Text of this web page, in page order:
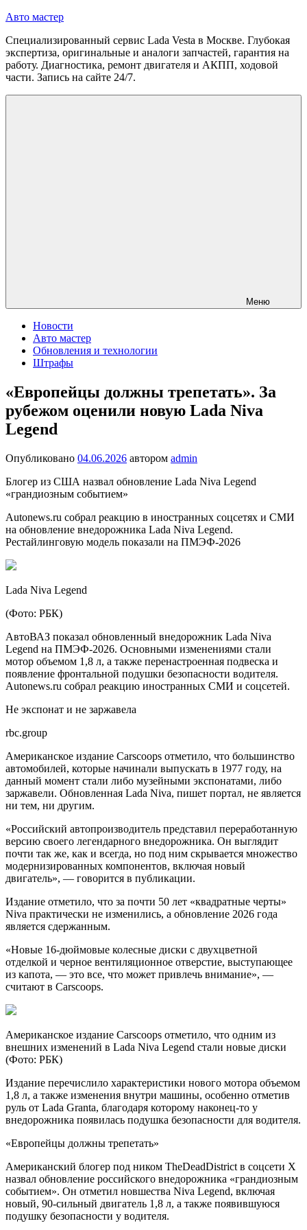
Перейти
содержимому
Авто мастер
Специализированный сервис Lada Vesta в Москве. Глубокая
экспертиза, оригинальные и аналоги запчастей, гарантия на
работу. Диагностика, ремонт двигателя и АКПП, ходовой
части. Запись на сайте 24/7.
Меню
Новости
Авто мастер
Обновления и технологии
Штрафы
«Европейцы должны трепетать». За
рубежом оценили новую Lada Niva
Legend
Опубликовано 04.06.2026 автором admin
Блогер из США назвал обновление Lada Niva Legend
«грандиозным событием»
Autonews.ru собрал реакцию в иностранных соцсетях и СМИ
на обновление внедорожника Lada Niva Legend.
Рестайлинговую модель показали на ПМЭФ-2026
Lada Niva Legend
(Фото: РБК)
АвтоВАЗ показал обновленный внедорожник Lada Niva
Legend на ПМЭФ-2026. Основными изменениями стали
мотор объемом 1,8 л, а также перенастроенная подвеска и
появление фронтальной подушки безопасности водителя.
Autonews.ru собрал реакцию иностранных СМИ и соцсетей.
Не экспонат и не заржавела
rbc.group
Американское издание Carscoops отметило, что большинство
автомобилей, которые начинали выпускать в 1977 году, на
данный момент стали либо музейными экспонатами, либо
заржавели. Обновленная Lada Niva, пишет портал, не является
ни тем, ни другим.
«Российский автопроизводитель представил переработанную
версию своего легендарного внедорожника. Он выглядит
почти так же, как и всегда, но под ним скрывается множество
модернизированных компонентов, включая новый
двигатель», — говорится в публикации.
Издание отметило, что за почти 50 лет «квадратные черты»
Niva практически не изменились, а обновление 2026 года
является сдержанным.
«Новые 16-дюймовые колесные диски с двухцветной
отделкой и черное вентиляционное отверстие, выступающее
из капота, — это все, что может привлечь внимание», —
считают в Carscoops.
Американское издание Carscoops отметило, что одним из
внешних изменений в Lada Niva Legend стали новые диски
(Фото: РБК)
Издание перечислило характеристики нового мотора объемом
1,8 л, а также изменения внутри машины, особенно отметив
руль от Lada Granta, благодаря которому наконец-то у
внедорожника появилась подушка безопасности для водителя.
«Европейцы должны трепетать»
Американский блогер под ником TheDeadDistrict в соцсети X
назвал обновление российского внедорожника «грандиозным
событием». Он отметил новшества Niva Legend, включая
новый, 90-сильный двигатель 1,8 л, а также появившуюся
подушку безопасности у водителя.